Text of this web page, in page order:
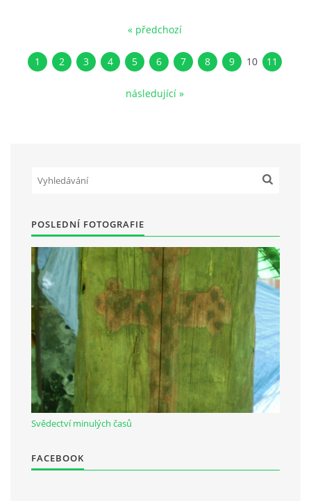
« předchozí
1 2 3 4 5 6 7 8 9 10 11
následující »
POSLEDNÍ FOTOGRAFIE
Svědectví minulých časů
FACEBOOK